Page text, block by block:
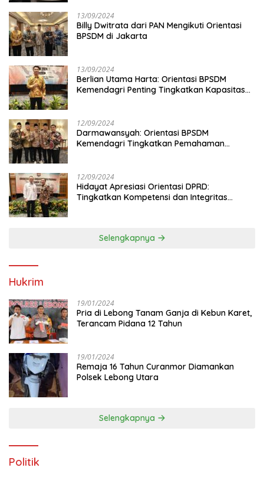
13/09/2024
Billy Dwitrata dari PAN Mengikuti Orientasi
BPSDM di Jakarta
13/09/2024
Berlian Utama Harta: Orientasi BPSDM
Kemendagri Penting Tingkatkan Kapasitas
12/09/2024
Darmawansyah: Orientasi BPSDM
Kemendagri Tingkatkan Pemahaman
12/09/2024
Hidayat Apresiasi Orientasi DPRD:
Tingkatkan Kompetensi dan Integritas
Selengkapnya
Hukrim
19/01/2024
Pria di Lebong Tanam Ganja di Kebun Karet,
Terancam Pidana 12 Tahun
19/01/2024
Remaja 16 Tahun Curanmor Diamankan
Polsek Lebong Utara
Selengkapnya
Politik